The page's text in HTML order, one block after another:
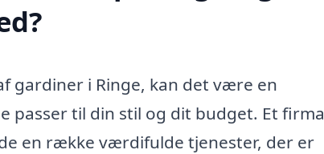
gardiner i Ringe, kan det være en
passer til din stil og dit budget. Et firma
en række værdifulde tjenester, der er